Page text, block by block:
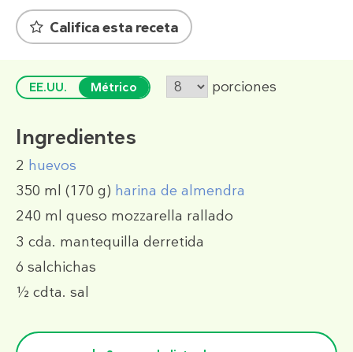
Califica esta receta
EE.UU. Métrico porciones
Ingredientes
2 huevos
350 ml (170 g) harina de almendra
240 ml queso mozzarella rallado
3 cda. mantequilla derretida
6 salchichas
½ cdta. sal